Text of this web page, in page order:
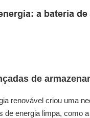
a bateria
de
renovável criou uma
de energia limpa, como